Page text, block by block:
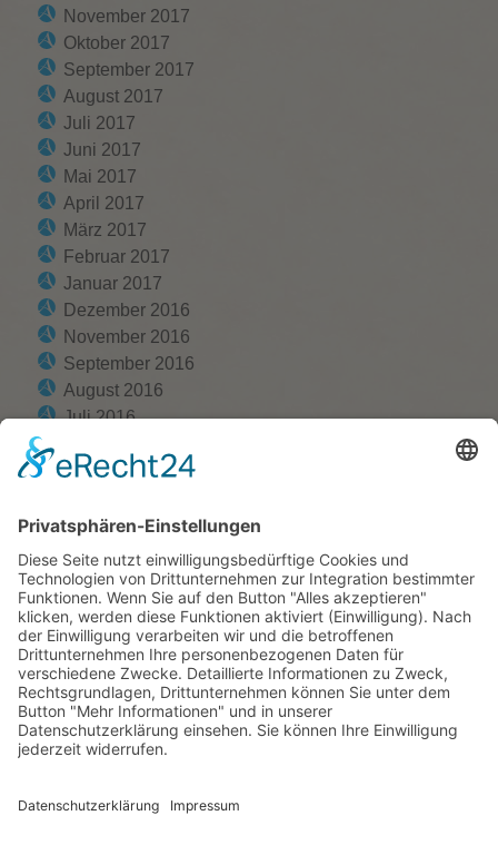
November 2017
Oktober 2017
September 2017
August 2017
Juli 2017
Juni 2017
Mai 2017
April 2017
März 2017
Februar 2017
Januar 2017
Dezember 2016
November 2016
September 2016
August 2016
Juli 2016
Mai 2016
März 2016
Februar 2016
Januar 2016
Dezember 2015